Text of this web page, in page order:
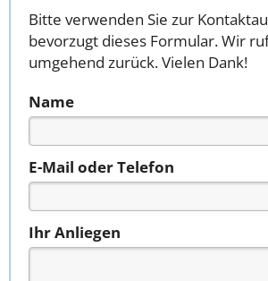
Bitte verwenden Sie zur
bevorzugt dieses Formular. Wir
umgehend zurück. Vielen Dank!
Name
E-Mail oder Telefon
Ihr Anliegen